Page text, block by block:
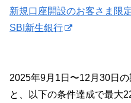
新規口座開設のお客さま限
SBI新生銀行
2025年9月1日〜12月30日
と、以下の条件達成で最大